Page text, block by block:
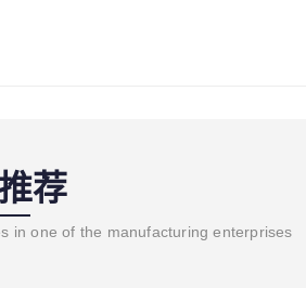
荐
in one of the manufacturing enterprises